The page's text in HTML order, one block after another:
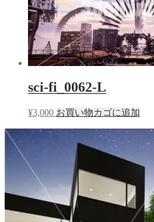
sci-fi_0062-L
¥3,000 お買い物カゴに追加